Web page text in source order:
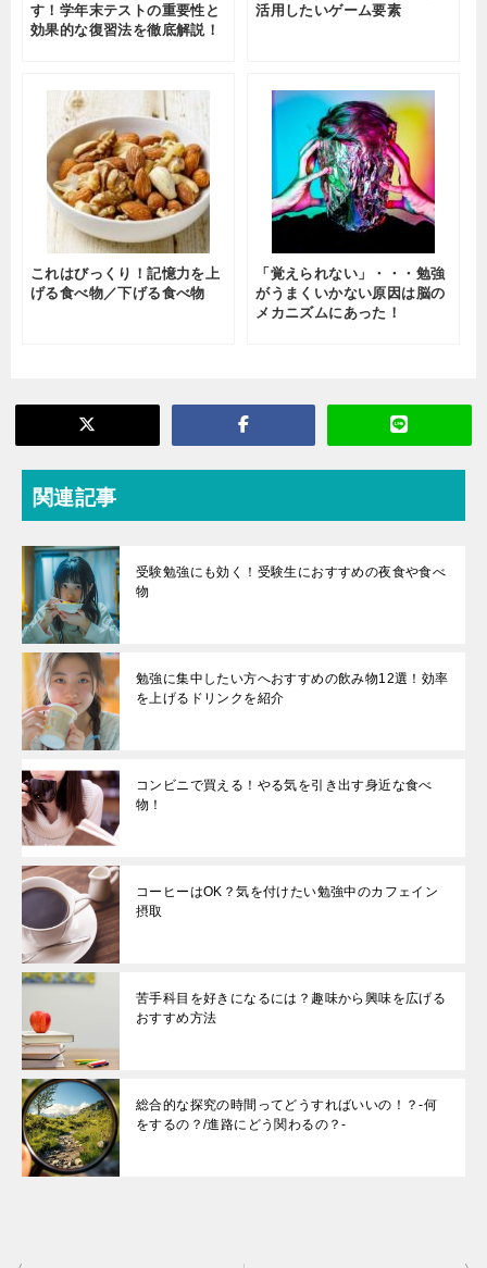
す！学年末テストの重要性と
効果的な復習法を徹底解説！
活用したいゲーム要素
これはびっくり！記憶力を上
げる食べ物／下げる食べ物
「覚えられない」・・・勉強
がうまくいかない原因は脳の
メカニズムにあった！
関連記事
受験勉強にも効く！受験生におすすめの夜食や食べ
物
勉強に集中したい方へおすすめの飲み物12選！効率
を上げるドリンクを紹介
コンビニで買える！やる気を引き出す身近な食べ
物！
コーヒーはOK？気を付けたい勉強中のカフェイン
摂取
苦手科目を好きになるには？趣味から興味を広げる
おすすめ方法
総合的な探究の時間ってどうすればいいの！？-何
をするの？/進路にどう関わるの？-